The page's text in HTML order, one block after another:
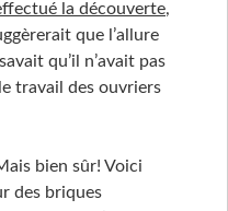
la découverte,
que l’allure
qu’il n’avait pas
travail des ouvriers
bien sûr! Voici
des briques